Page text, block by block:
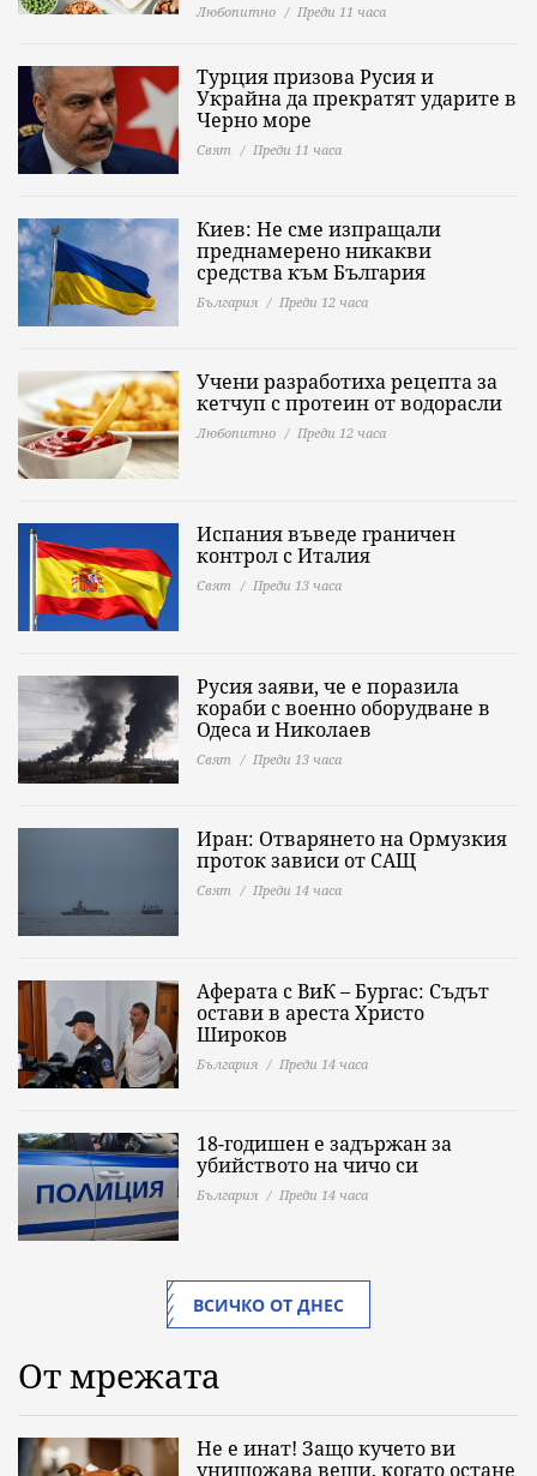
Любопитно Преди 11 часа
Турция призова Русия и
Украйна да прекратят ударите в
Черно море
Свят Преди 11 часа
Киев: Не сме изпращали
преднамерено никакви
средства към България
България Преди 12 часа
Учени разработиха рецепта за
кетчуп с протеин от водорасли
Любопитно Преди 12 часа
Испания въведе граничен
контрол с Италия
Свят Преди 13 часа
Русия заяви, че е поразила
кораби с военно оборудване в
Одеса и Николаев
Свят Преди 13 часа
Иран: Отварянето на Ормузкия
проток зависи от САЩ
Свят Преди 14 часа
Аферата с ВиК – Бургас: Съдът
остави в ареста Христо
Широков
България Преди 14 часа
18-годишен е задържан за
убийството на чичо си
България Преди 14 часа
ВСИЧКО ОТ ДНЕС
От мрежата
Не е инат! Защо кучето ви
унищожава вещи, когато остане